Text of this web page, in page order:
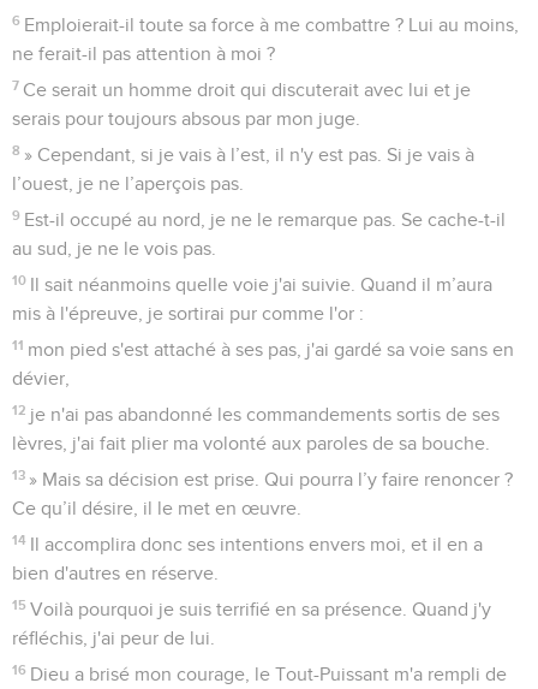
6 Emploierait-il toute sa force à me combattre ? Lui au moins,
ne ferait-il pas attention à moi ?
7 Ce serait un homme droit qui discuterait avec lui et je
serais pour toujours absous par mon juge.
8 » Cependant, si je vais à l’est, il n'y est pas. Si je vais à
l’ouest, je ne l’aperçois pas.
9 Est-il occupé au nord, je ne le remarque pas. Se cache-t-il
au sud, je ne le vois pas.
10 Il sait néanmoins quelle voie j'ai suivie. Quand il m’aura
mis à l'épreuve, je sortirai pur comme l'or :
11 mon pied s'est attaché à ses pas, j'ai gardé sa voie sans en
dévier,
12 je n'ai pas abandonné les commandements sortis de ses
lèvres, j'ai fait plier ma volonté aux paroles de sa bouche.
13 » Mais sa décision est prise. Qui pourra l’y faire renoncer ?
Ce qu’il désire, il le met en œuvre.
14 Il accomplira donc ses intentions envers moi, et il en a
bien d'autres en réserve.
15 Voilà pourquoi je suis terrifié en sa présence. Quand j'y
réfléchis, j'ai peur de lui.
16 Dieu a brisé mon courage, le Tout-Puissant m'a rempli de